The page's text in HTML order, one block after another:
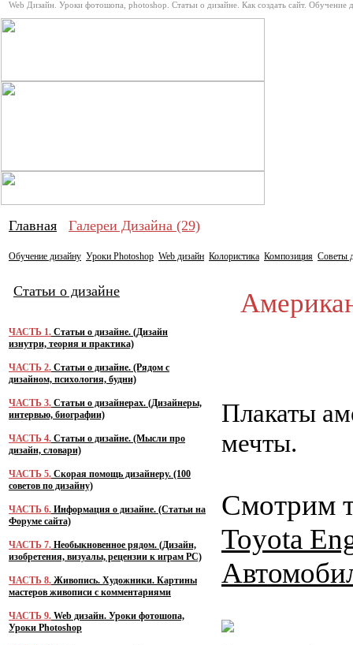
Web Дизайн. Уроки фотошопа, photoshop. Статьи о дизайне. Как создать сайт. Обучение
Главная Галереи Дизайна (29)
Обучение дизайну Уроки Photoshop Web дизайн Колористика Композиция Советы
Статьи о дизайне
ЧАСТЬ 1. Статьи о дизайне. (Дизайн
изнутри, теория и практика)
ЧАСТЬ 2. Статьи о дизайне. (Рядом с
дизайном, психология, будни)
ЧАСТЬ 3. Статьи о дизайнерах. (Дизайнеры,
интервью, биографии)
ЧАСТЬ 4. Статьи о дизайне. (Мысли про
дизайн, словари)
ЧАСТЬ 5. Скорая помощь дизайнеру. (100
советов по дизайну)
ЧАСТЬ 6. Информация о дизайне. (Статьи на
Форуме сайта)
ЧАСТЬ 7. Необыкновенное рядом. (Дизайн,
изобретения, визуалы, рецензии к играм PC)
ЧАСТЬ 8. Живопись. Художники. Картины
мастеров живописи с комментариями
ЧАСТЬ 9. Web дизайн. Уроки фотошопа,
Уроки Photoshop
Плакаты
мечты.
Смотрим
Toyota